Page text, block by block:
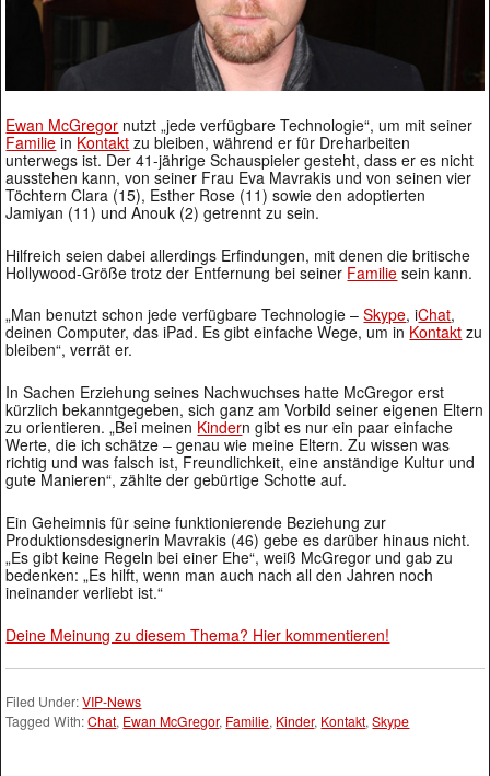
Ewan McGregor nutzt „jede verfügbare Technologie“, um mit seiner
Familie in Kontakt zu bleiben, während er für Dreharbeiten
unterwegs ist. Der 41-jährige Schauspieler gesteht, dass er es nicht
ausstehen kann, von seiner Frau Eva Mavrakis und von seinen vier
Töchtern Clara (15), Esther Rose (11) sowie den adoptierten
Jamiyan (11) und Anouk (2) getrennt zu sein.
Hilfreich seien dabei allerdings Erfindungen, mit denen die britische
Hollywood-Größe trotz der Entfernung bei seiner Familie sein kann.
„Man benutzt schon jede verfügbare Technologie –Skype, iChat,
deinen Computer, das iPad. Es gibt einfache Wege, um in Kontakt zu
bleiben“, verrät er.
In Sachen Erziehung seines Nachwuchses hatte McGregor erst
kürzlich bekanntgegeben, sich ganz am Vorbild seiner eigenen Eltern
zu orientieren. „Bei meinen Kindern gibt es nur ein paar einfache
Werte, die ich schätze – genau wie meine Eltern. Zu wissen was
richtig und was falsch ist, Freundlichkeit, eine anständige Kultur und
gute Manieren“, zählte der gebürtige Schotte auf.
Ein Geheimnis für seine funktionierende Beziehung zur
Produktionsdesignerin Mavrakis (46) gebe es darüber hinaus nicht.
„Es gibt keine Regeln bei einer Ehe“, weiß McGregor und gab zu
bedenken: „Es hilft, wenn man auch nach all den Jahren noch
ineinander verliebt ist.“
Deine Meinung zu diesem Thema? Hier kommentieren!
Filed Under:VIP-News
Tagged With:Chat, Ewan McGregor, Familie, Kinder, Kontakt,Skype